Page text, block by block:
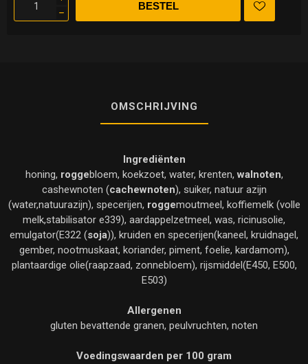
h
OMSCHRIJVING
Ingrediënten
honing, roggebloem, koekzoet, water, krenten,walnoten,
cashewnoten (cachewnoten), suiker, natuur azijn
(water,natuurazijn), specerijen, roggemoutmeel, koffiemelk (volle
melk,stabilisator e339), aardappelzetmeel, was, ricinusolie,
emulgator(E322 (soja)), kruiden en specerijen(kaneel, kruidnagel,
gember, nootmuskaat, koriander, piment, foelie, kardamom),
plantaardige olie(raapzaad, zonnebloem), rijsmiddel(E450, E500,
E503)
Allergenen
gluten bevattende granen, peulvruchten, noten
Voedingswaarden per 100 gram